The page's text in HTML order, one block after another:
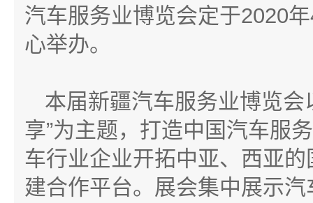
汽车服务业博览会定于2020
心举办。
本届新疆汽车服务业博览
享”为主题，打造中国汽车服
车行业企业开拓中亚、西亚
建合作平台。展会集中展示